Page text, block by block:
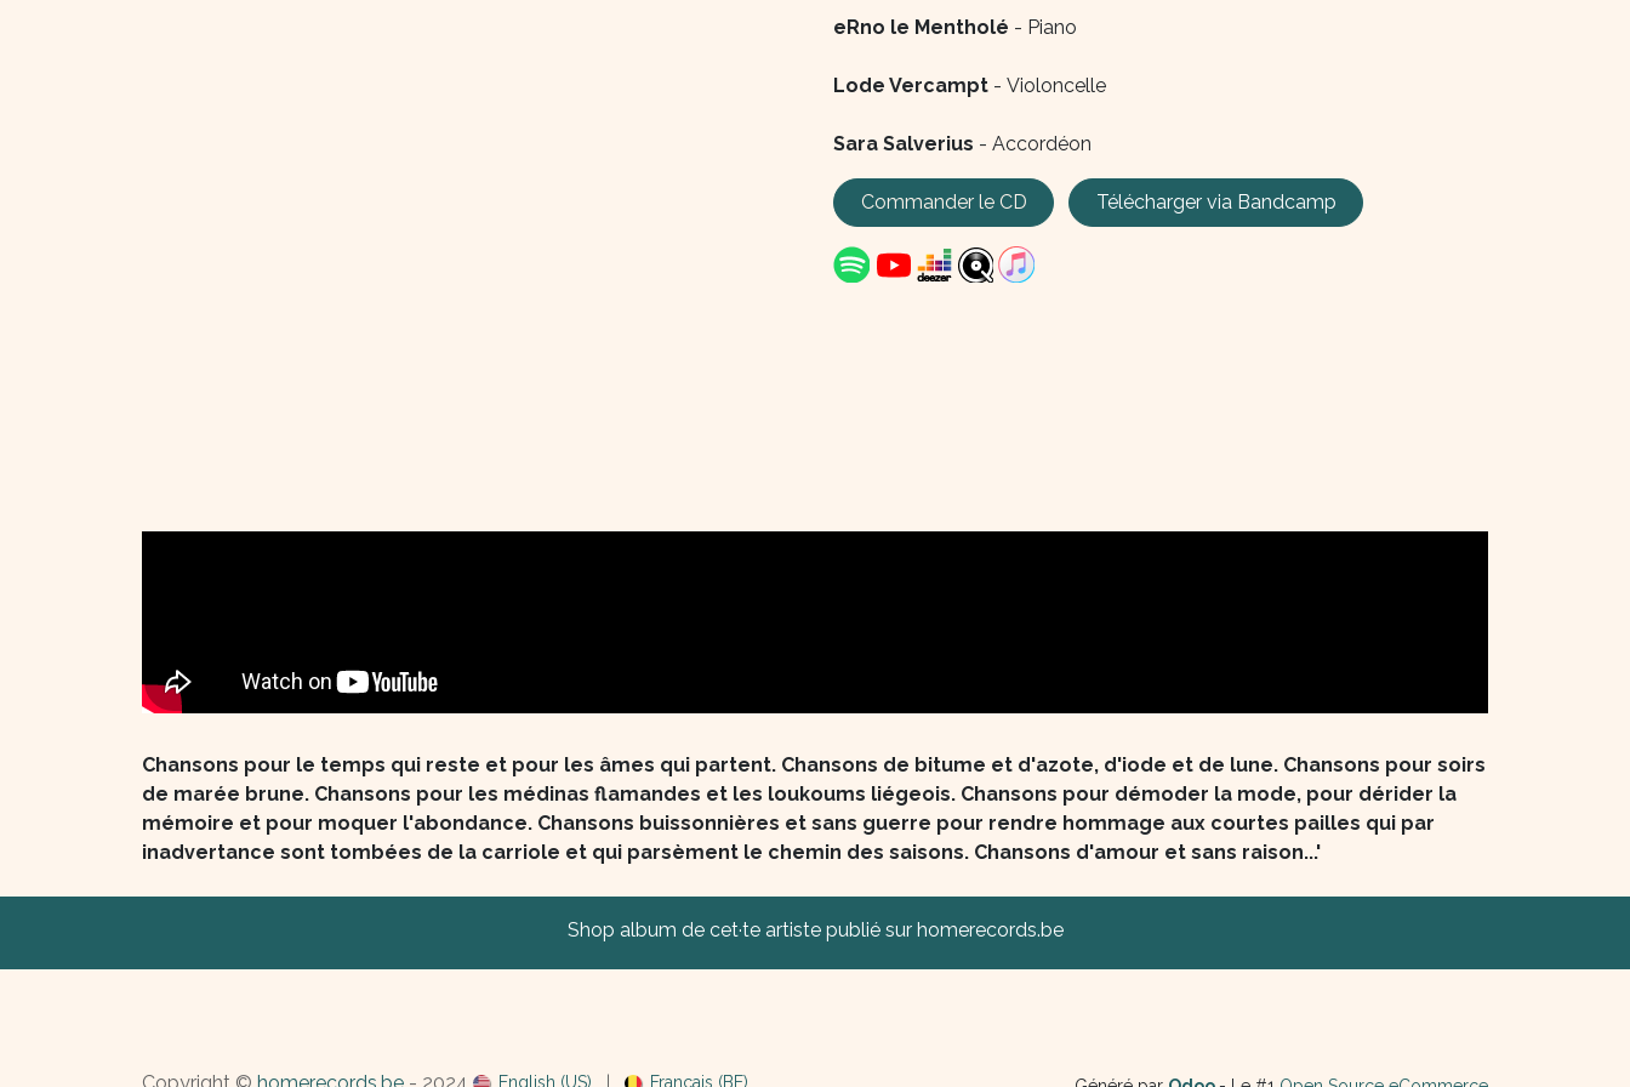
eRno le Mentholé - Piano
Lode Vercampt - Violoncelle
Sara Salverius - Accordéon
Commander le CD Télécharger via Bandcamp
Chansons pour le temps qui reste et pour les âmes qui partent. Chansons de bitume et d'azote, d'iode et de lune. Chansons pour soirs
de marée brune. Chansons pour les médinas flamandes et les loukoums liégeois. Chansons pour démoder la mode, pour dérider la
mémoire et pour moquer l'abondance. Chansons buissonnières et sans guerre pour rendre hommage aux courtes pailles qui par
inadvertance sont tombées de la carriole et qui parsèment le chemin des saisons. Chansons d'amour et sans raison...'
Shop album de cet·te artiste publié sur homerecords.be
English (US) Français (BE)